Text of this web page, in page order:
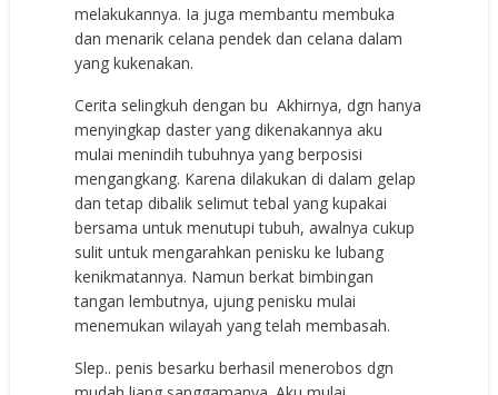
melakukannya. Ia juga membantu membuka
dan menarik celana pendek dan celana dalam
yang kukenakan.
Cerita selingkuh dengan bu Akhirnya, dgn hanya
menyingkap daster yang dikenakannya aku
mulai menindih tubuhnya yang berposisi
mengangkang. Karena dilakukan di dalam gelap
dan tetap dibalik selimut tebal yang kupakai
bersama untuk menutupi tubuh, awalnya cukup
sulit untuk mengarahkan penisku ke lubang
kenikmatannya. Namun berkat bimbingan
tangan lembutnya, ujung penisku mulai
menemukan wilayah yang telah membasah.
Slep.. penis besarku berhasil menerobos dgn